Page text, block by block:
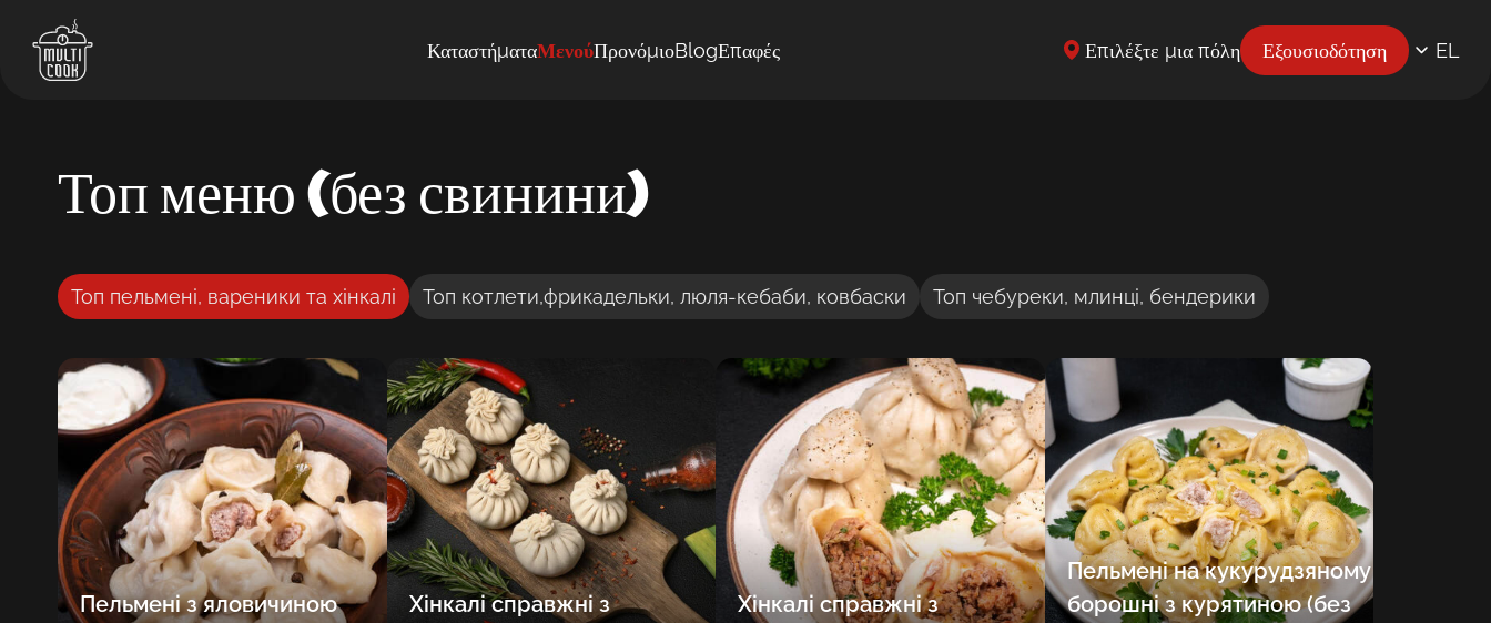
ΚαταστήματαΜενούΠρονόμιοBlogΕπαφές Επιλέξτε μια πόλη Εξουσιοδότηση EL
Топ меню (без свинини)
Топ пельмені, вареники та хінкалі Топ котлети,фрикадельки, люля-кебаби, ковбаски Топ чебуреки, млинці, бендерики
Пельмені з яловичиною
Хінкалі справжні з
Хінкалі справжні з
Пельмені на кукурудзяному
борошні з курятиною (без